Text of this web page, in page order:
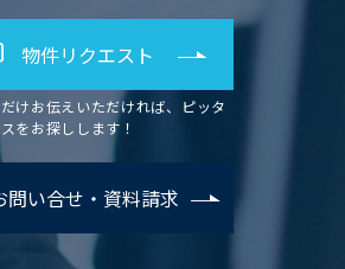
物件リクエスト
けお伝えいただければ、ピッタ
をお探しします！
問い合せ・資料請求